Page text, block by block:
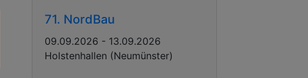
71. NordBau
09.09.2026 - 13.09.2026
Holstenhallen (Neumünster)